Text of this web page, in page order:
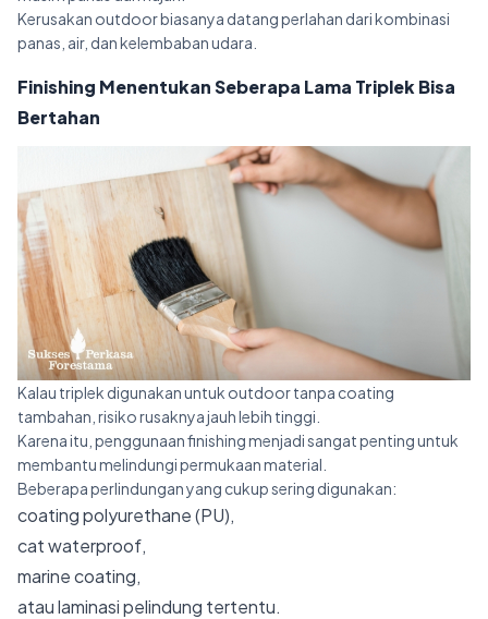
Kerusakan outdoor biasanya datang perlahan dari kombinasi
panas, air, dan kelembaban udara.
Finishing Menentukan Seberapa Lama Triplek Bisa
Bertahan
Kalau triplek digunakan untuk outdoor tanpa coating
tambahan, risiko rusaknya jauh lebih tinggi.
Karena itu, penggunaan finishing menjadi sangat penting untuk
membantu melindungi permukaan material.
Beberapa perlindungan yang cukup sering digunakan:
coating polyurethane (PU),
cat waterproof,
marine coating,
atau laminasi pelindung tertentu.